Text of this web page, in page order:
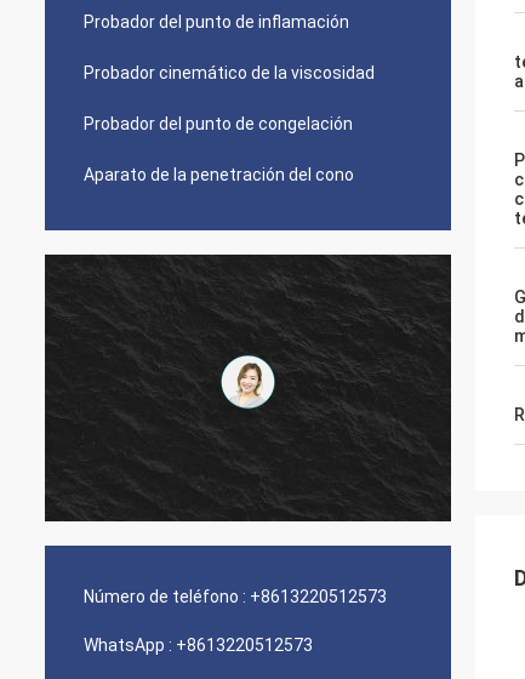
Probador del punto de inflamación
Probador cinemático de la viscosidad
Probador del punto de congelación
Aparato de la penetración del cono
Número de teléfono : +8613220512573
WhatsApp : +8613220512573